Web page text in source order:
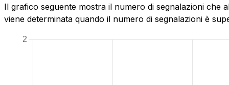
Il grafico seguente mostra il numero di segnalazioni che
viene determinata quando il numero di segnalazioni è